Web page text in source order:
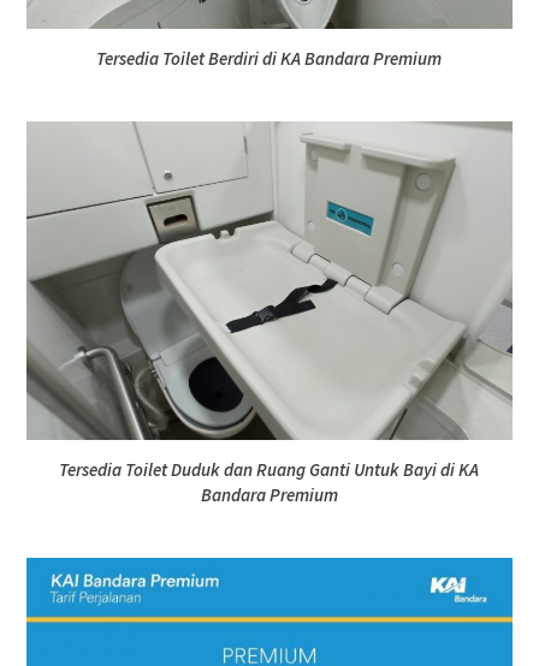
Tersedia Toilet Berdiri di KA Bandara Premium
Tersedia Toilet Duduk dan Ruang Ganti Untuk Bayi di KA
Bandara Premium